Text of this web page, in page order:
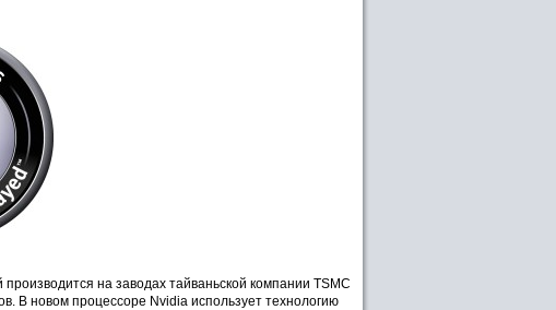
на заводах тайваньской компании TSMC
В новом процессоре Nvidia использует технологию